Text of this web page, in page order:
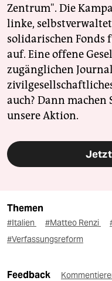
Zentrum". Die
linke,
solidarischen Fonds
auf. Eine offene
zugänglichen
auch? Dann
unsere Aktion.
Themen
#Italien #Matteo Renzi
#Verfassungsreform
Feedback